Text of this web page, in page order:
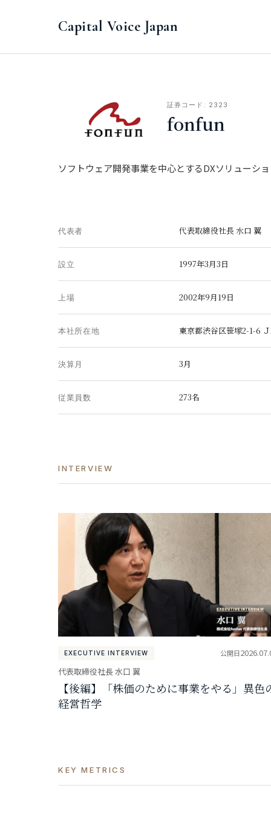
Capital Voice Japan
証券コード: 2323
fonfun
ソフトウェア開発事業を中心とするDXソリューシ
代表者 代表取締役社長 水口 翼
設立 1997年3月3日
上場 2002年9月19日
本社所在地 東京都渋谷区笹塚2-1-6
決算月 3月
従業員数 273名
INTERVIEW
EXECUTIVE INTERVIEW 公開日
代表取締役社長 水口 翼
【後編】「株価のために事業をやる」異色
経営哲学
KEY METRICS